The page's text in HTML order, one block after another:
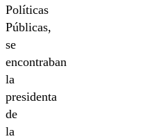
Políticas
Públicas,
se
encontraban
la
presidenta
de
la